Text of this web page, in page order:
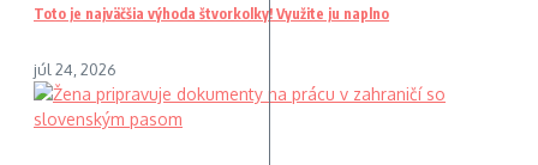
Toto je najväčšia výhoda štvorkolky! Využite ju naplno
júl 24, 2026